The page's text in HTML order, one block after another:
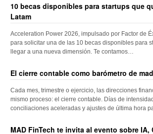
10 becas disponibles para startups que
Latam
Acceleration Power 2026, impulsado por Factor de
para solicitar una de las 10 becas disponibles para
llegar a una nueva dimensión. Te contamos…
El cierre contable como barómetro de
Cada mes, trimestre o ejercicio, las direcciones
mismo proceso: el cierre contable. Días de
conciliaciones aceleradas y ajustes de última hora
MAD FinTech te invita al evento sobre IA,